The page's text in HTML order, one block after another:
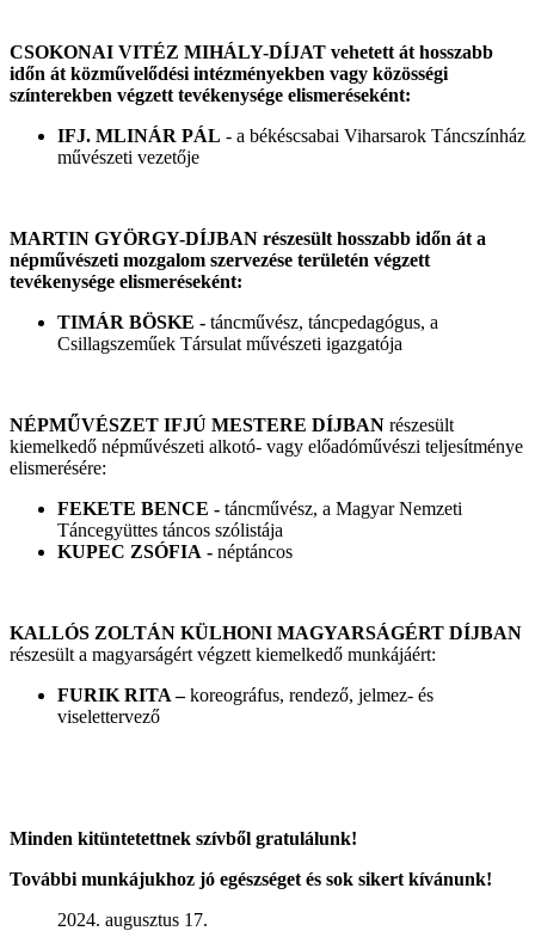
CSOKONAI VITÉZ MIHÁLY-DÍJAT vehetett át hosszabb
időn át közművelődési intézményekben vagy közösségi
színterekben végzett tevékenysége elismeréseként:
IFJ. MLINÁR PÁL - a békéscsabai Viharsarok Táncszínház
művészeti vezetője
MARTIN GYÖRGY-DÍJBAN részesült hosszabb időn át a
népművészeti mozgalom szervezése területén végzett
tevékenysége elismeréseként:
TIMÁR BÖSKE - táncművész, táncpedagógus, a
Csillagszeműek Társulat művészeti igazgatója
NÉPMŰVÉSZET IFJÚ MESTERE DÍJBAN részesült
kiemelkedő népművészeti alkotó- vagy előadóművészi teljesítménye
elismerésére:
FEKETE BENCE - táncművész, a Magyar Nemzeti
Táncegyüttes táncos szólistája
KUPEC ZSÓFIA - néptáncos
KALLÓS ZOLTÁN KÜLHONI MAGYARSÁGÉRT DÍJBAN
részesült a magyarságért végzett kiemelkedő munkájáért:
FURIK RITA –koreográfus, rendező, jelmez- és
viselettervező
Minden kitüntetettnek szívből gratulálunk!
További munkájukhoz jó egészséget és sok sikert kívánunk!
2024. augusztus 17.